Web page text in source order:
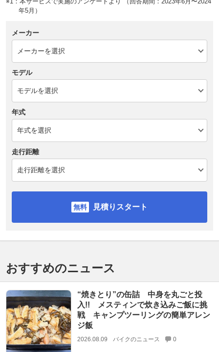
年5月）
メーカー
モデル
年式
走行距離
見積りスタート
おすすめのニュース
“焼きとり”の缶詰 中身を丸ごと投
入!! メスティンで炊き込みご飯に挑
戦 キャンプツーリングの簡単アレン
ジ飯
2026.08.09 バイクのニュース 0